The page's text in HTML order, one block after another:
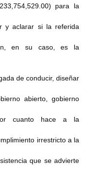
para la
y aclarar si la referida
en su caso, es la
de conducir, diseñar
abierto, gobierno
cuanto hace a la
irrestricto a la
que se advierte